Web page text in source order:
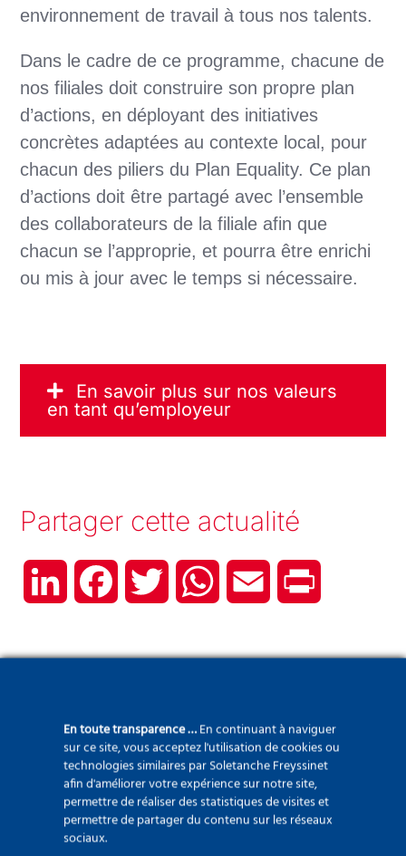
environnement de travail à tous nos talents.
Dans le cadre de ce programme, chacune de
nos filiales doit construire son propre plan
d’actions, en déployant des initiatives
concrètes adaptées au contexte local, pour
chacun des piliers du Plan Equality. Ce plan
d’actions doit être partagé avec l’ensemble
des collaborateurs de la filiale afin que
chacun se l’approprie, et pourra être enrichi
ou mis à jour avec le temps si nécessaire.
En savoir plus sur nos valeurs
en tant qu’employeur
Partager cette actualité
LinkedIn FacebookTwitter WhatsAppEmail
Dernières actualités
En toute transparence …En continuant à naviguer
sur ce site, vous acceptez l'utilisation de cookies ou
technologies similaires par Soletanche Freyssinet
afin d'améliorer votre expérience sur notre site,
permettre de réaliser des statistiques de visites et
permettre de partager du contenu sur les réseaux
sociaux.